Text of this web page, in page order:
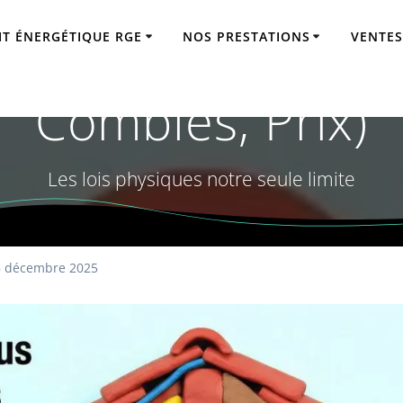
ÉNERGÉTIQUE RGE NOS PRESTATIONS
: Le Guide
Combles, Prix)
Les lois physiques notre seule limite
décembre 2025